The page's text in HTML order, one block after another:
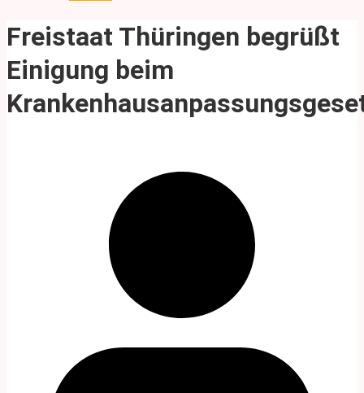
Freistaat Thüringen begrüßt
Einigung beim